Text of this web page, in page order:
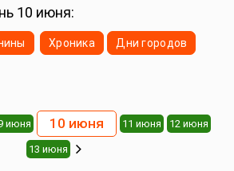
10 июня:
Хроника Дни городов
июня 10 июня 11 июня 12 июня
13 июня